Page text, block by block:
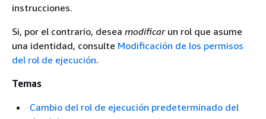
instrucciones.
Si, por el contrario, desea modificarun rol que asume
una identidad, consulte Modificación de los permisos
del rol de ejecución.
Temas
Cambio del rol de ejecución predeterminado del